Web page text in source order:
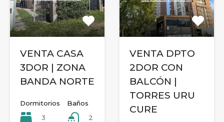
VENTA CASA
3DOR | ZONA
BANDA NORTE
Dormitorios
3
Baños
2
VENTA DPTO
2DOR CON
BALCÓN |
TORRES URU
CURE